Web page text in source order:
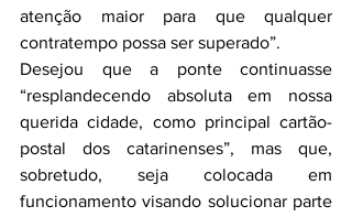
atenção maior para que qualquer
contratempo possa ser superado”.
Desejou que a ponte continuasse
“resplandecendo absoluta em nossa
querida cidade, como principal cartão-
postal dos catarinenses”, mas que,
sobretudo, seja colocada em
funcionamento visando solucionar parte